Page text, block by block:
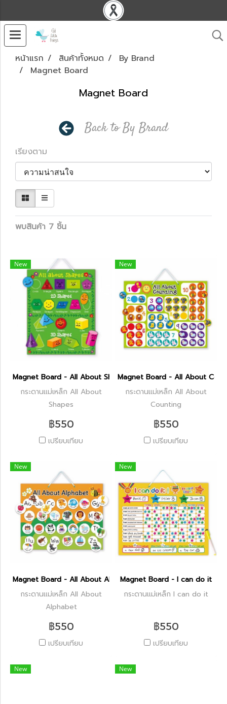
หน้าแรก สินค้าทั้งหมด
By Brand
Magnet Board
Magnet Board
Back to By Brand
เรียงตาม
พบสินค้า 7 ชิ้น
New
Magnet Board - All About Shapes
กระดานแม่เหล็ก All About
Shapes
฿550
เปรียบเทียบ
New
Magnet Board - All About
กระดานแม่เหล็ก All About
Counting
฿550
เปรียบเทียบ
New
Magnet Board - All About Alphabet
กระดานแม่เหล็ก All About
Alphabet
฿550
เปรียบเทียบ
New
Magnet Board - I can do it
กระดานแม่เหล็ก I can do it
฿550
เปรียบเทียบ
New New